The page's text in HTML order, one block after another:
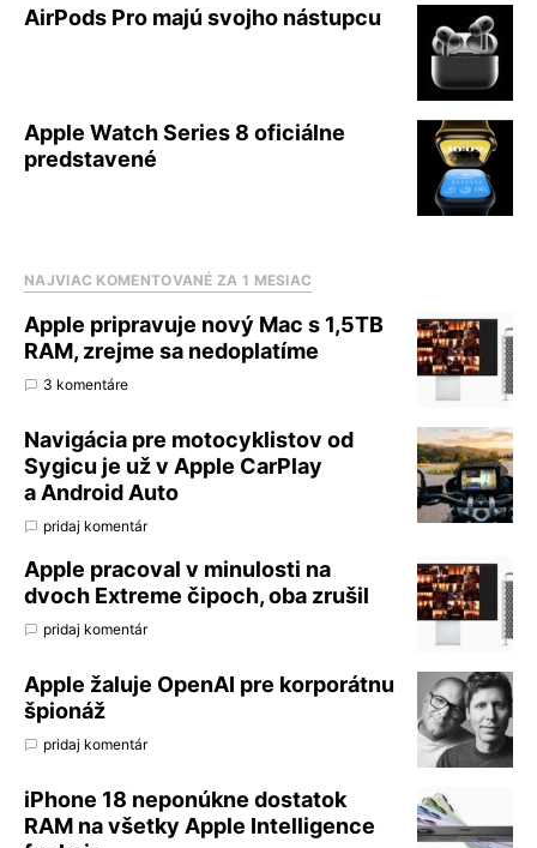
AirPods Pro majú svojho nástupcu
Apple Watch Series 8 oficiálne
predstavené
NAJVIAC KOMENTOVANÉ ZA 1 MESIAC
Apple pripravuje nový Mac s 1,5TB
RAM, zrejme sa nedoplatíme
3 komentáre
Navigácia pre motocyklistov od
Sygicu je už v Apple CarPlay
a Android Auto
pridaj komentár
Apple pracoval v minulosti na
dvoch Extreme čipoch, oba zrušil
pridaj komentár
Apple žaluje OpenAI pre korporátnu
špionáž
pridaj komentár
iPhone 18 neponúkne dostatok
RAM na všetky Apple Intelligence